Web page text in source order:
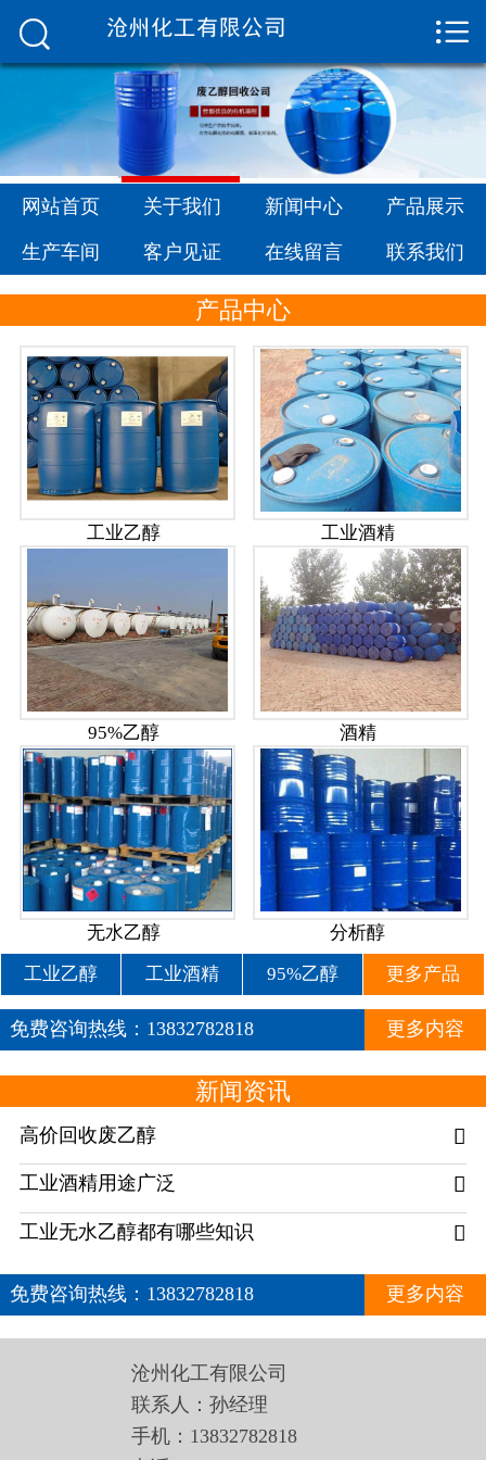
关于我们
新闻中心
产品展示
生产车间
在线留言
联系我们


网站首页 关于我们 新闻中心 产品展示
生产车间 客户见证 在线留言 联系我们
产品中心
工业乙醇 工业酒精
95%乙醇 酒精
无水乙醇 分析醇
工业乙醇 工业酒精 95%乙醇 更多产品
免费咨询热线： 13832782818 更多内容
新闻资讯
高价回收废乙醇 
工业酒精用途广泛 
工业无水乙醇都有哪些知识 
免费咨询热线： 13832782818 更多内容
沧州化工有限公司
联系人：孙经理
手机：13832782818